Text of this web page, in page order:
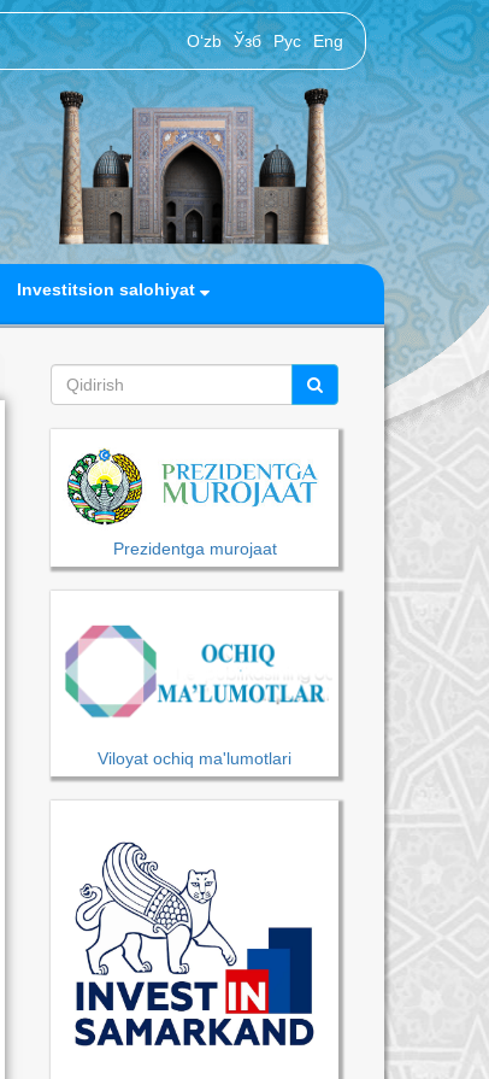
O‘zb Ўзб Рус Eng
Investitsion salohiyat
Prezidentga murojaat
Viloyat ochiq ma'lumotlari